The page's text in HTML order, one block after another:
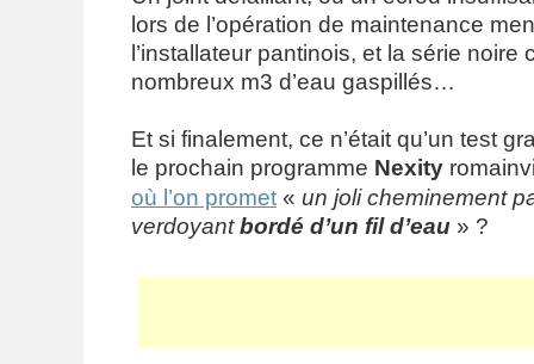
lors de l’opération de maintenance
l’installateur pantinois, et la série noire
nombreux m3 d’eau gaspillés…
Et si finalement, ce n’était qu’un test
le prochain programme Nexity
où l’on promet « un joli cheminement
verdoyantbordé d’un fil d’eau » ?